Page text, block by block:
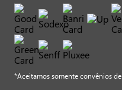
*Aceitamos somente convênios